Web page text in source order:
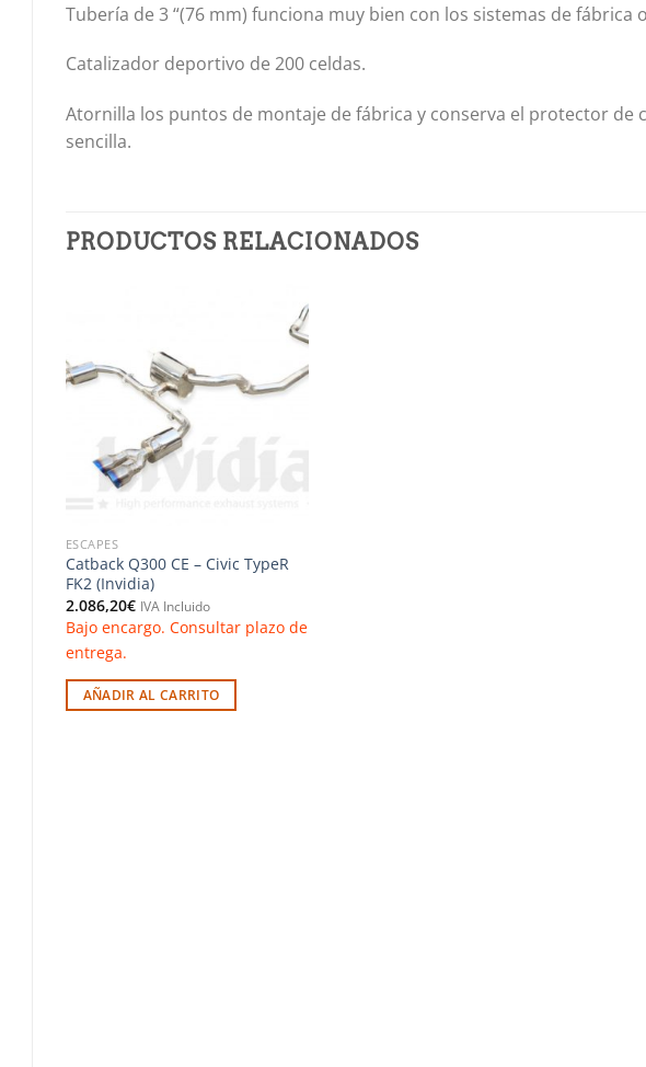
Tubería de 3 “(76 mm) funciona muy bien con los sistemas de fábrica
Catalizador deportivo de 200 celdas.
Atornilla los puntos de montaje de fábrica y conserva el protector de
sencilla.
PRODUCTOS RELACIONADOS
lista de
deseos
ESCAPES
Catback Q300 CE – Civic TypeR
FK2 (Invidia)
2.086,20€ IVA Incluido
Bajo encargo. Consultar plazo de
entrega.
AÑADIR AL CARRITO